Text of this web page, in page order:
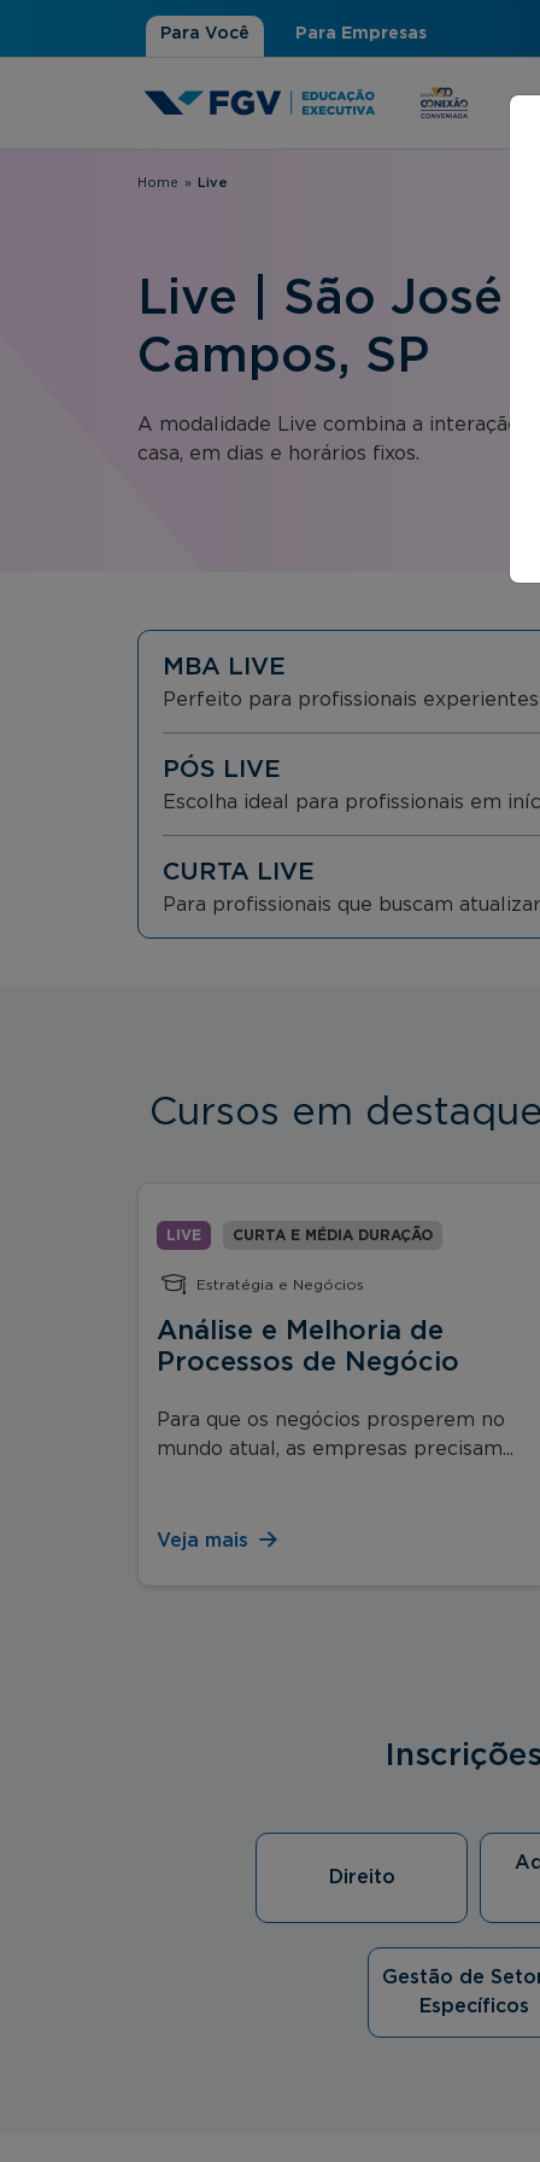
Para Você Para Empresas
Você está aqui
Home » Live
Live | São José
Campos, SP
A modalidade Live combina a interação
casa, em dias e horários fixos.
MBA LIVE
Perfeito para profissionais
PÓS LIVE
Escolha ideal para profissionais em
CURTA LIVE
Para profissionais que buscam
Cursos em
LIVE CURTA E MÉDIA DURAÇÃO
Estratégia e Negócios
Análise e Melhoria de
Processos de Negócio
Para que os negócios prosperem no
mundo atual, as empresas precisam...
Veja mais
Direito
Gestão de
Específicos